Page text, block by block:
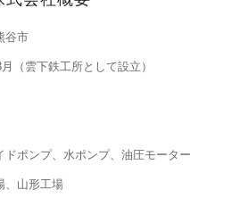
谷市
（雲下鉄工所として設立）
ドポンプ、水ポンプ、油圧モーター
、山形工場